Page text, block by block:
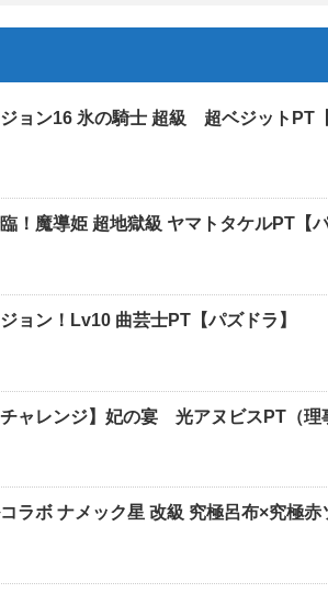
ョン16 氷の騎士 超級 超ベジットPT
！魔導姫 超地獄級 ヤマトタケルPT【パ
ョン！Lv10 曲芸士PT【パズドラ】
ャレンジ】妃の宴 光アヌビスPT（理
コラボ ナメック星 改級 究極呂布×究極